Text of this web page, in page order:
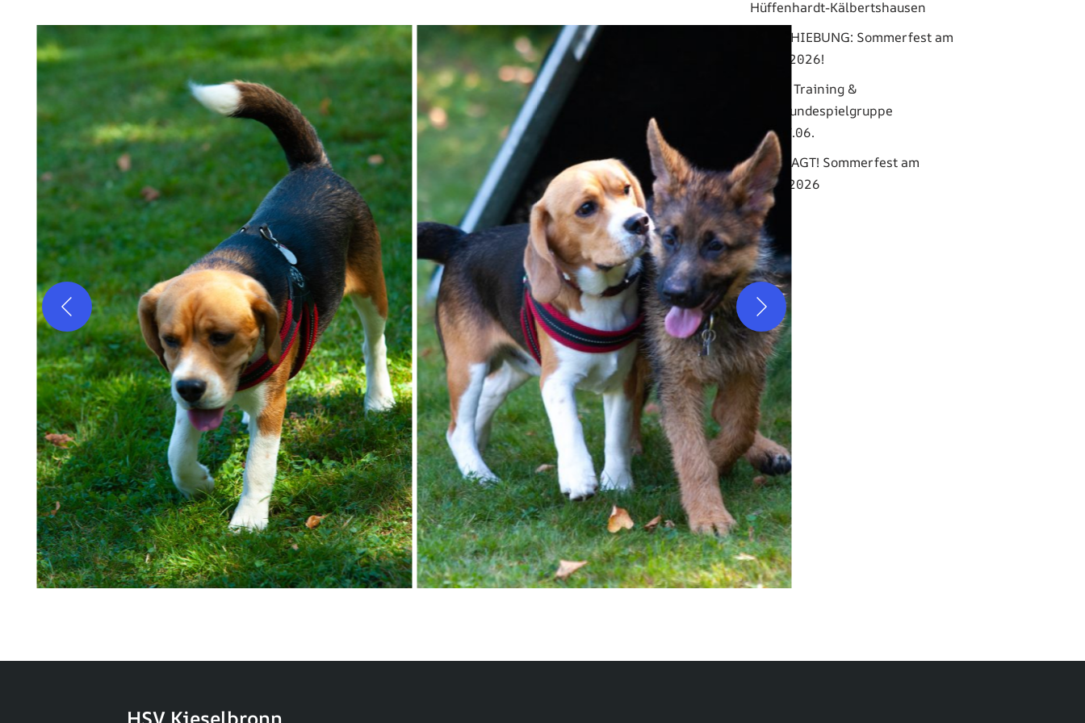
Hüffenhardt-Kälbertshausen
VERSCHIEBUNG: Sommerfest am
22.08.2026!
Entfall Training &
Kleinhundespielgruppe
20.+27.06.
ABGESAGT! Sommerfest am
27.06.2026